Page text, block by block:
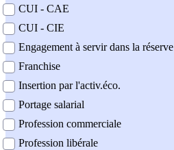
CUI - CAE
CUI - CIE
Engagement à servir dans la réserve
Franchise
Insertion par l'activ.éco.
Portage salarial
Profession commerciale
Profession libérale